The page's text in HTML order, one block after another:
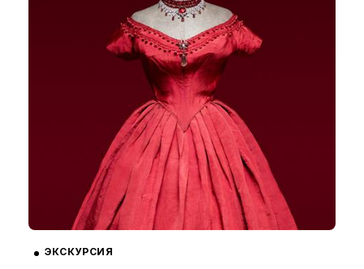
ЭКСКУРСИЯ